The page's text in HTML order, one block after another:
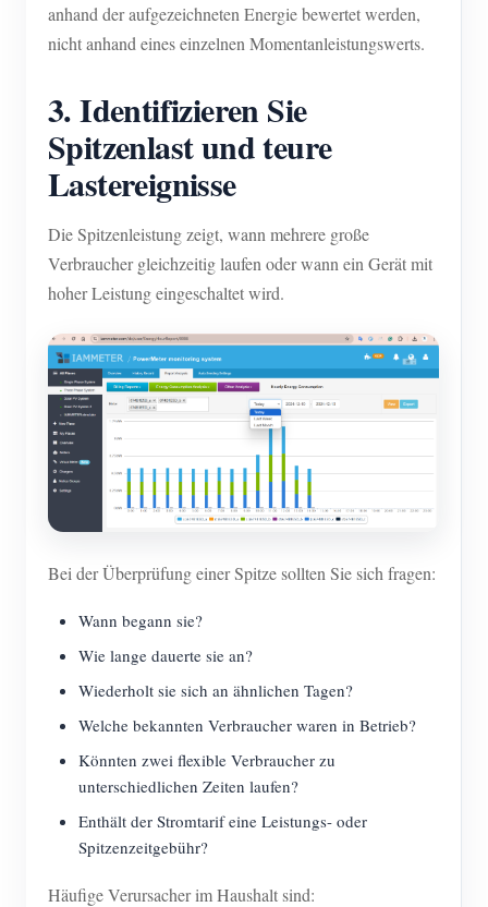
anhand der aufgezeichneten Energie bewertet werden,
nicht anhand eines einzelnen Momentanleistungswerts.
3. Identifizieren Sie
Spitzenlast und teure
Lastereignisse
Die Spitzenleistung zeigt, wann mehrere große
Verbraucher gleichzeitig laufen oder wann ein Gerät mit
hoher Leistung eingeschaltet wird.
Bei der Überprüfung einer Spitze sollten Sie sich fragen:
Wann begann sie?
Wie lange dauerte sie an?
Wiederholt sie sich an ähnlichen Tagen?
Welche bekannten Verbraucher waren in Betrieb?
Könnten zwei flexible Verbraucher zu
unterschiedlichen Zeiten laufen?
Enthält der Stromtarif eine Leistungs- oder
Spitzenzeitgebühr?
Häufige Verursacher im Haushalt sind: